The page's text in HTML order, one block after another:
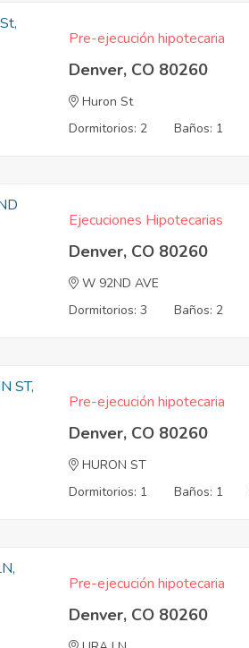
Pre-ejecución hipotecaria
Denver, CO 80260
Huron St
Dormitorios: 2
Baños: 1
Ejecuciones Hipotecarias
Denver, CO 80260
W 92ND AVE
Dormitorios: 3
Baños: 2
Pre-ejecución hipotecaria
Denver, CO 80260
HURON ST
Dormitorios: 1
Baños: 1
Pre-ejecución hipotecaria
Denver, CO 80260